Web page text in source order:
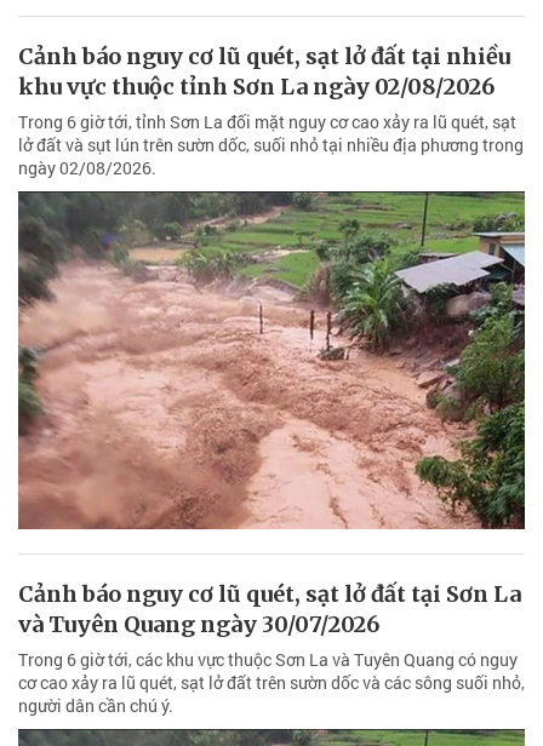
Cảnh báo nguy cơ lũ quét, sạt lở đất tại nhiều
khu vực thuộc tỉnh Sơn La ngày 02/08/2026
Trong 6 giờ tới, tỉnh Sơn La đối mặt nguy cơ cao xảy ra lũ quét, sạt
lở đất và sụt lún trên sườn dốc, suối nhỏ tại nhiều địa phương trong
ngày 02/08/2026.
Cảnh báo nguy cơ lũ quét, sạt lở đất tại Sơn La
và Tuyên Quang ngày 30/07/2026
Trong 6 giờ tới, các khu vực thuộc Sơn La và Tuyên Quang có nguy
cơ cao xảy ra lũ quét, sạt lở đất trên sườn dốc và các sông suối nhỏ,
người dân cần chú ý.